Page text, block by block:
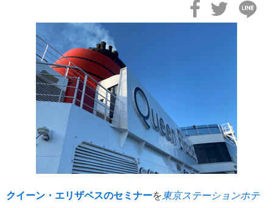
クイーン・エリザベスのセミナーを 東京ステーションホテ
日本のいいとこ
ロイヤル・カリビアン・クルーズ
海外クルーズプランナーのつぶやき
横浜通信